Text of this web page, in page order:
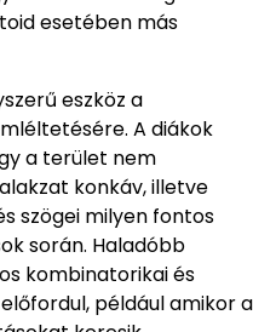
esetében más
eszköz a
A diákok
a terület nem
konkáv, illetve
szögei milyen fontos
során. Haladóbb
kombinatorikai és
például amikor a